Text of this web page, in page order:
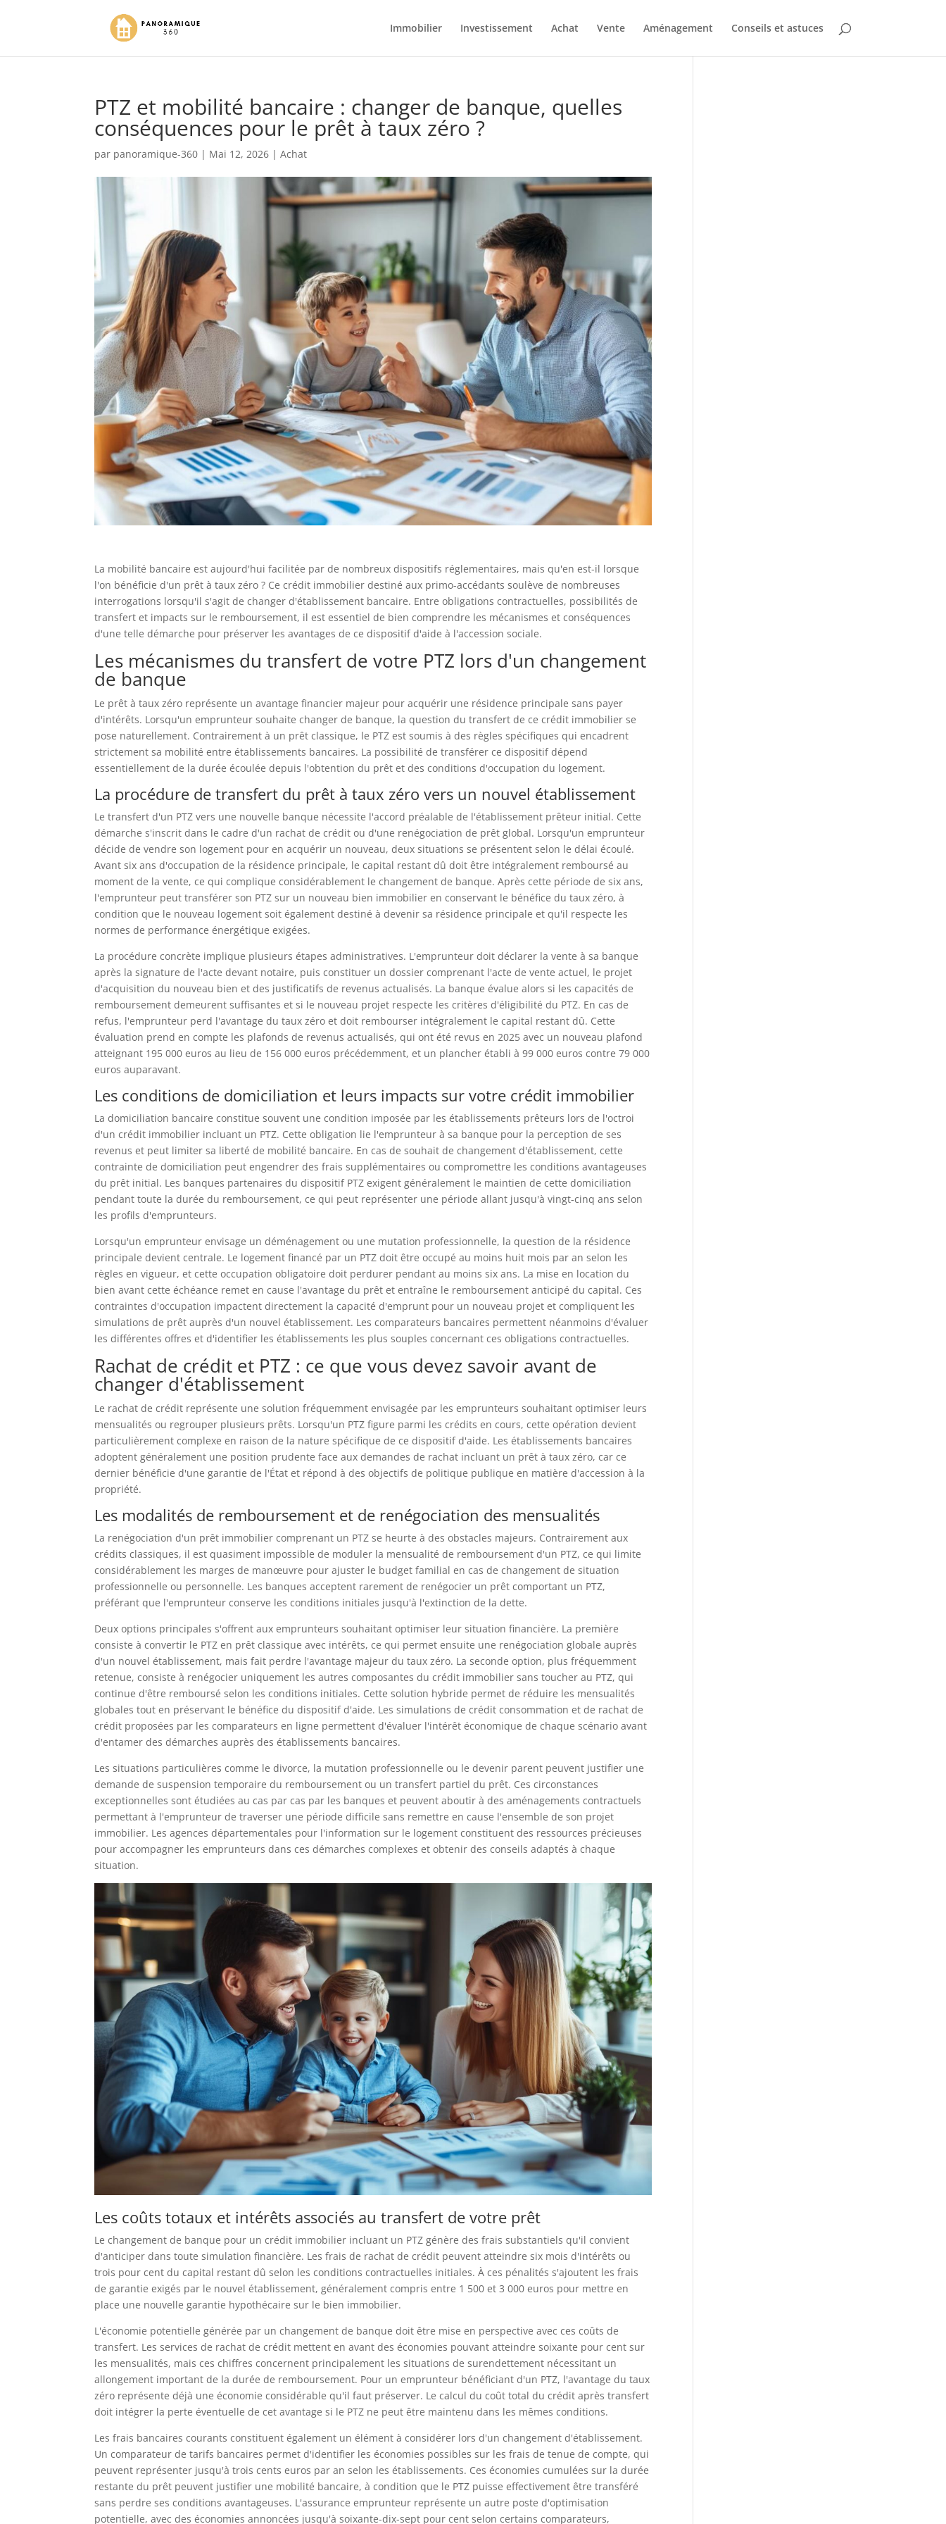
Immobilier Investissement Achat Vente Aménagement Conseils et astuces
PTZ et mobilité bancaire : changer de banque, quelles
conséquences pour le prêt à taux zéro ?
par panoramique-360 | Mai 12, 2026 |Achat
La mobilité bancaire est aujourd'hui facilitée par de nombreux dispositifs réglementaires, mais qu'en est-il lorsque
l'on bénéficie d'un prêt à taux zéro ? Ce crédit immobilier destiné aux primo-accédants soulève de nombreuses
interrogations lorsqu'il s'agit de changer d'établissement bancaire. Entre obligations contractuelles, possibilités de
transfert et impacts sur le remboursement, il est essentiel de bien comprendre les mécanismes et conséquences
d'une telle démarche pour préserver les avantages de ce dispositif d'aide à l'accession sociale.
Les mécanismes du transfert de votre PTZ lors d'un changement
de banque
Le prêt à taux zéro représente un avantage financier majeur pour acquérir une résidence principale sans payer
d'intérêts. Lorsqu'un emprunteur souhaite changer de banque, la question du transfert de ce crédit immobilier se
pose naturellement. Contrairement à un prêt classique, le PTZ est soumis à des règles spécifiques qui encadrent
strictement sa mobilité entre établissements bancaires. La possibilité de transférer ce dispositif dépend
essentiellement de la durée écoulée depuis l'obtention du prêt et des conditions d'occupation du logement.
La procédure de transfert du prêt à taux zéro vers un nouvel établissement
Le transfert d'un PTZ vers une nouvelle banque nécessite l'accord préalable de l'établissement prêteur initial. Cette
démarche s'inscrit dans le cadre d'un rachat de crédit ou d'une renégociation de prêt global. Lorsqu'un emprunteur
décide de vendre son logement pour en acquérir un nouveau, deux situations se présentent selon le délai écoulé.
Avant six ans d'occupation de la résidence principale, le capital restant dû doit être intégralement remboursé au
moment de la vente, ce qui complique considérablement le changement de banque. Après cette période de six ans,
l'emprunteur peut transférer son PTZ sur un nouveau bien immobilier en conservant le bénéfice du taux zéro, à
condition que le nouveau logement soit également destiné à devenir sa résidence principale et qu'il respecte les
normes de performance énergétique exigées.
La procédure concrète implique plusieurs étapes administratives. L'emprunteur doit déclarer la vente à sa banque
après la signature de l'acte devant notaire, puis constituer un dossier comprenant l'acte de vente actuel, le projet
d'acquisition du nouveau bien et des justificatifs de revenus actualisés. La banque évalue alors si les capacités de
remboursement demeurent suffisantes et si le nouveau projet respecte les critères d'éligibilité du PTZ. En cas de
refus, l'emprunteur perd l'avantage du taux zéro et doit rembourser intégralement le capital restant dû. Cette
évaluation prend en compte les plafonds de revenus actualisés, qui ont été revus en 2025 avec un nouveau plafond
atteignant 195 000 euros au lieu de 156 000 euros précédemment, et un plancher établi à 99 000 euros contre 79 000
euros auparavant.
Les conditions de domiciliation et leurs impacts sur votre crédit immobilier
La domiciliation bancaire constitue souvent une condition imposée par les établissements prêteurs lors de l'octroi
d'un crédit immobilier incluant un PTZ. Cette obligation lie l'emprunteur à sa banque pour la perception de ses
revenus et peut limiter sa liberté de mobilité bancaire. En cas de souhait de changement d'établissement, cette
contrainte de domiciliation peut engendrer des frais supplémentaires ou compromettre les conditions avantageuses
du prêt initial. Les banques partenaires du dispositif PTZ exigent généralement le maintien de cette domiciliation
pendant toute la durée du remboursement, ce qui peut représenter une période allant jusqu'à vingt-cinq ans selon
les profils d'emprunteurs.
Lorsqu'un emprunteur envisage un déménagement ou une mutation professionnelle, la question de la résidence
principale devient centrale. Le logement financé par un PTZ doit être occupé au moins huit mois par an selon les
règles en vigueur, et cette occupation obligatoire doit perdurer pendant au moins six ans. La mise en location du
bien avant cette échéance remet en cause l'avantage du prêt et entraîne le remboursement anticipé du capital. Ces
contraintes d'occupation impactent directement la capacité d'emprunt pour un nouveau projet et compliquent les
simulations de prêt auprès d'un nouvel établissement. Les comparateurs bancaires permettent néanmoins d'évaluer
les différentes offres et d'identifier les établissements les plus souples concernant ces obligations contractuelles.
Rachat de crédit et PTZ : ce que vous devez savoir avant de
changer d'établissement
Le rachat de crédit représente une solution fréquemment envisagée par les emprunteurs souhaitant optimiser leurs
mensualités ou regrouper plusieurs prêts. Lorsqu'un PTZ figure parmi les crédits en cours, cette opération devient
particulièrement complexe en raison de la nature spécifique de ce dispositif d'aide. Les établissements bancaires
adoptent généralement une position prudente face aux demandes de rachat incluant un prêt à taux zéro, car ce
dernier bénéficie d'une garantie de l'État et répond à des objectifs de politique publique en matière d'accession à la
propriété.
Les modalités de remboursement et de renégociation des mensualités
La renégociation d'un prêt immobilier comprenant un PTZ se heurte à des obstacles majeurs. Contrairement aux
crédits classiques, il est quasiment impossible de moduler la mensualité de remboursement d'un PTZ, ce qui limite
considérablement les marges de manœuvre pour ajuster le budget familial en cas de changement de situation
professionnelle ou personnelle. Les banques acceptent rarement de renégocier un prêt comportant un PTZ,
préférant que l'emprunteur conserve les conditions initiales jusqu'à l'extinction de la dette.
Deux options principales s'offrent aux emprunteurs souhaitant optimiser leur situation financière. La première
consiste à convertir le PTZ en prêt classique avec intérêts, ce qui permet ensuite une renégociation globale auprès
d'un nouvel établissement, mais fait perdre l'avantage majeur du taux zéro. La seconde option, plus fréquemment
retenue, consiste à renégocier uniquement les autres composantes du crédit immobilier sans toucher au PTZ, qui
continue d'être remboursé selon les conditions initiales. Cette solution hybride permet de réduire les mensualités
globales tout en préservant le bénéfice du dispositif d'aide. Les simulations de crédit consommation et de rachat de
crédit proposées par les comparateurs en ligne permettent d'évaluer l'intérêt économique de chaque scénario avant
d'entamer des démarches auprès des établissements bancaires.
Les situations particulières comme le divorce, la mutation professionnelle ou le devenir parent peuvent justifier une
demande de suspension temporaire du remboursement ou un transfert partiel du prêt. Ces circonstances
exceptionnelles sont étudiées au cas par cas par les banques et peuvent aboutir à des aménagements contractuels
permettant à l'emprunteur de traverser une période difficile sans remettre en cause l'ensemble de son projet
immobilier. Les agences départementales pour l'information sur le logement constituent des ressources précieuses
pour accompagner les emprunteurs dans ces démarches complexes et obtenir des conseils adaptés à chaque
situation.
Les coûts totaux et intérêts associés au transfert de votre prêt
Le changement de banque pour un crédit immobilier incluant un PTZ génère des frais substantiels qu'il convient
d'anticiper dans toute simulation financière. Les frais de rachat de crédit peuvent atteindre six mois d'intérêts ou
trois pour cent du capital restant dû selon les conditions contractuelles initiales. À ces pénalités s'ajoutent les frais
de garantie exigés par le nouvel établissement, généralement compris entre 1 500 et 3 000 euros pour mettre en
place une nouvelle garantie hypothécaire sur le bien immobilier.
L'économie potentielle générée par un changement de banque doit être mise en perspective avec ces coûts de
transfert. Les services de rachat de crédit mettent en avant des économies pouvant atteindre soixante pour cent sur
les mensualités, mais ces chiffres concernent principalement les situations de surendettement nécessitant un
allongement important de la durée de remboursement. Pour un emprunteur bénéficiant d'un PTZ, l'avantage du taux
zéro représente déjà une économie considérable qu'il faut préserver. Le calcul du coût total du crédit après transfert
doit intégrer la perte éventuelle de cet avantage si le PTZ ne peut être maintenu dans les mêmes conditions.
Les frais bancaires courants constituent également un élément à considérer lors d'un changement d'établissement.
Un comparateur de tarifs bancaires permet d'identifier les économies possibles sur les frais de tenue de compte, qui
peuvent représenter jusqu'à trois cents euros par an selon les établissements. Ces économies cumulées sur la durée
restante du prêt peuvent justifier une mobilité bancaire, à condition que le PTZ puisse effectivement être transféré
sans perdre ses conditions avantageuses. L'assurance emprunteur représente un autre poste d'optimisation
potentielle, avec des économies annoncées jusqu'à soixante-dix-sept pour cent selon certains comparateurs,